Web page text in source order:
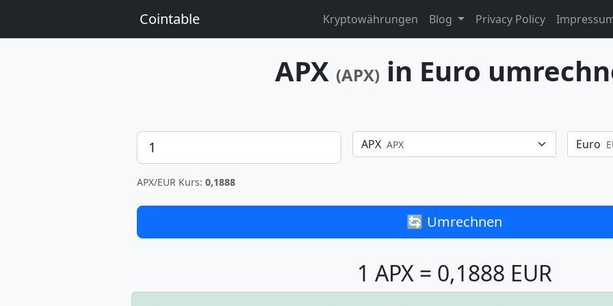
Cointable Kryptowährungen Blog Privacy Policy
APX (APX) in Euro
Betrag APX APX Euro
APX/EUR Kurs: 0,1888
🔄 Umrechnen
1 APX = 0,1888 EUR